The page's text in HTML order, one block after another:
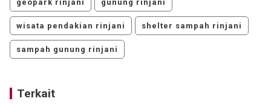
geopark rinjani gunung rinjani
wisata pendakian rinjani shelter sampah rinjani
sampah gunung rinjani
Terkait